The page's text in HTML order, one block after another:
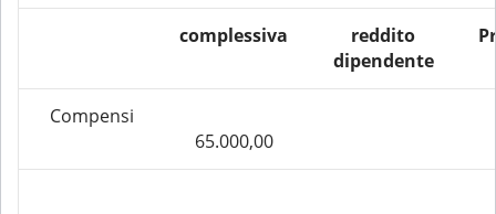
complessiva
reddito
dipendente
Compensi
65.000,00